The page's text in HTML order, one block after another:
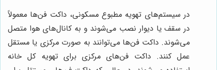
در سیستم‌های تهویه مطبوع مسکونی، داکت فن‌ها معمولاً
در سقف یا دیوار نصب می‌شوند و به کانال‌های هوا متصل
می‌شوند. داکت فن‌ها می‌توانند به صورت مرکزی یا مستقل
عمل کنند. داکت فن‌های مرکزی برای تهویه کل خانه